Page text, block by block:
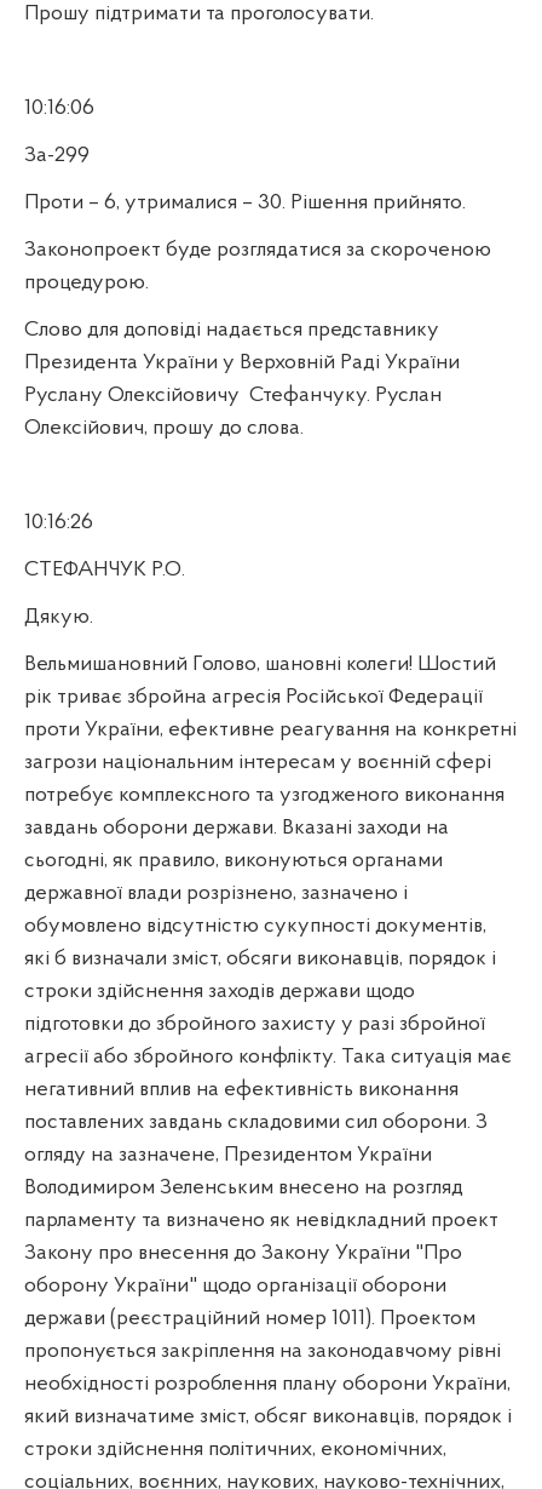
Прошу підтримати та проголосувати.
10:16:06
За-299
Проти – 6, утрималися – 30. Рішення прийнято.
Законопроект буде розглядатися за скороченою
процедурою.
Слово для доповіді надається представнику
Президента України у Верховній Раді України
Руслану Олексійовичу Стефанчуку. Руслан
Олексійович, прошу до слова.
10:16:26
СТЕФАНЧУК Р.О.
Дякую.
Вельмишановний Голово, шановні колеги! Шостий
рік триває збройна агресія Російської Федерації
проти України, ефективне реагування на конкретні
загрози національним інтересам у воєнній сфері
потребує комплексного та узгодженого виконання
завдань оборони держави. Вказані заходи на
сьогодні, як правило, виконуються органами
державної влади розрізнено, зазначено і
обумовлено відсутністю сукупності документів,
які б визначали зміст, обсяги виконавців, порядок і
строки здійснення заходів держави щодо
підготовки до збройного захисту у разі збройної
агресії або збройного конфлікту. Така ситуація має
негативний вплив на ефективність виконання
поставлених завдань складовими сил оборони. З
огляду на зазначене, Президентом України
Володимиром Зеленським внесено на розгляд
парламенту та визначено як невідкладний проект
Закону про внесення до Закону України "Про
оборону України" щодо організації оборони
держави (реєстраційний номер 1011). Проектом
пропонується закріплення на законодавчому рівні
необхідності розроблення плану оборони України,
який визначатиме зміст, обсяг виконавців, порядок і
строки здійснення політичних, економічних,
соціальних, воєнних, наукових, науково-технічних,